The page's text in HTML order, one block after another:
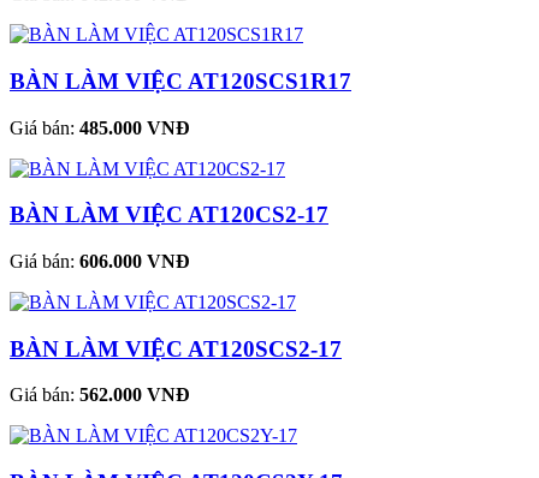
BÀN LÀM VIỆC AT120SCS1R17
Giá bán: 485.000 VNĐ
BÀN LÀM VIỆC AT120CS2-17
Giá bán: 606.000 VNĐ
BÀN LÀM VIỆC AT120SCS2-17
Giá bán: 562.000 VNĐ